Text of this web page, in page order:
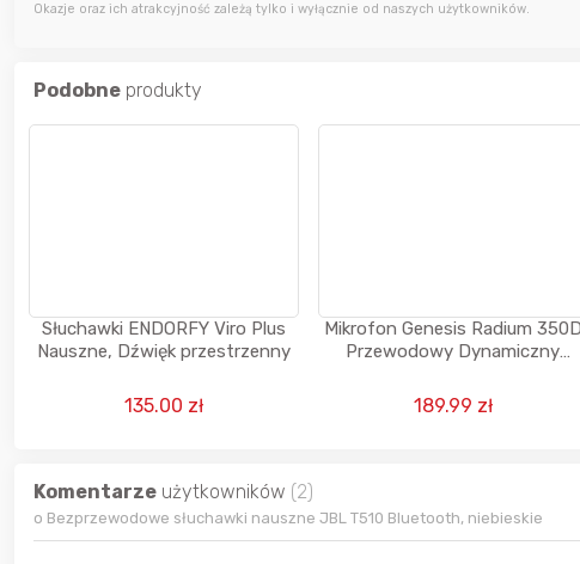
Okazje oraz ich atrakcyjność zależą tylko i wyłącznie od naszych użytkowników.
Podobne produkty
Słuchawki ENDORFY Viro Plus
Nauszne, Dźwięk przestrzenny
135.00 zł
Mikrofon Genesis Radium 350D
Przewodowy Dynamiczny
189.99 zł
Komentarze użytkowników (2)
o Bezprzewodowe słuchawki nauszne JBL T510 Bluetooth, niebieskie
3 godziny temu Thulnir
4 godziny temu